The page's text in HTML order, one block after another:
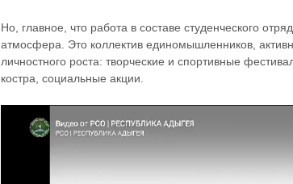
Но, главное, что работа в составе студенческого
атмосфера. Это коллектив единомышленников,
личностного роста: творческие и спортивные
костра, социальные акции.